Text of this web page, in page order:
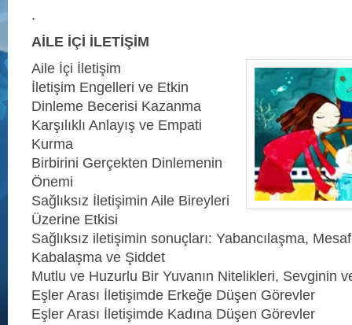
.
AİLE İÇİ İLETİŞİM
Aile İçi İletişim
İletişim Engelleri ve Etkin
Dinleme Becerisi Kazanma
Karşılıklı Anlayış ve Empati
Kurma
Birbirini Gerçekten Dinlemenin
Önemi
Sağlıksız İletişimin Aile Bireyleri
Üzerine Etkisi
Sağlıksız iletişimin sonuçları: Yabancılaşma,
Kabalaşma ve Şiddet
Mutlu ve Huzurlu Bir Yuvanın Nitelikleri, Sevginin
Eşler Arası İletişimde Erkeğe Düşen Görevler
Eşler Arası İletişimde Kadına Düşen Görevler